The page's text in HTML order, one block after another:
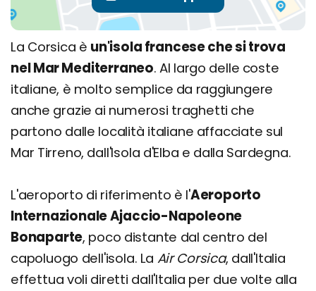
La Corsica è un'isola francese che si trova
nel Mar Mediterraneo. Al largo delle coste
italiane, è molto semplice da raggiungere
anche grazie ai numerosi traghetti che
partono dalle località italiane affacciate sul
Mar Tirreno, dall'Isola d'Elba e dalla Sardegna.
L'aeroporto di riferimento è l'Aeroporto
Internazionale Ajaccio-Napoleone
Bonaparte, poco distante dal centro del
capoluogo dell'isola. La Air Corsica, dall'Italia
effettua voli diretti dall'Italia per due volte alla